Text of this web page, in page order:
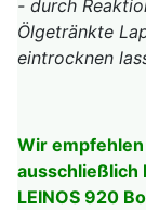
- durch
Ölgetränkte
eintrocknen
Wir
ausschließlich
LEINOS 920